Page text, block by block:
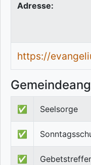
Adresse:
https://
✅ Seelsorge
✅
✅